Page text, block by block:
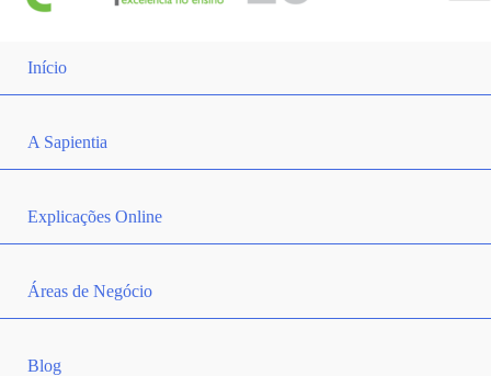
Início
A Sapientia
Explicações Online
Áreas de Negócio
Blog